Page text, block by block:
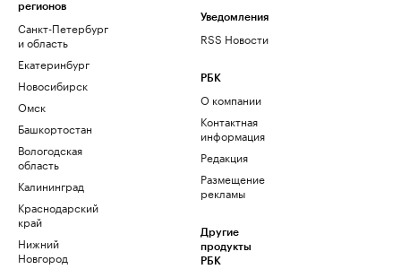
регионов
Санкт-Петербург
и область
Екатеринбург
Новосибирск
Омск
Башкортостан
Вологодская
область
Калининград
Краснодарский
край
Нижний
Новгород
Уведомления
RSS Новости
РБК
О компании
Контактная
информация
Редакция
Размещение
рекламы
Другие
продукты
РБК